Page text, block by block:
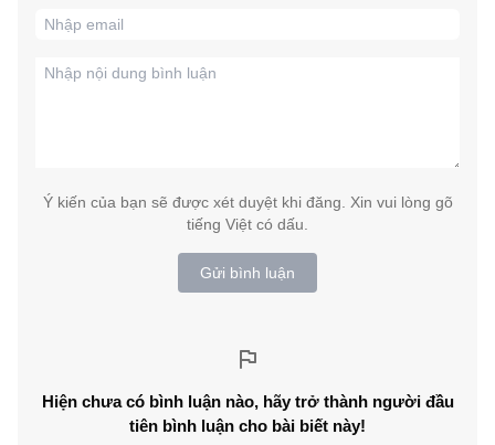
Ý kiến của bạn sẽ được xét duyệt khi đăng. Xin vui lòng gõ
tiếng Việt có dấu.
Gửi bình luận
Hiện chưa có bình luận nào, hãy trở thành người đầu
tiên bình luận cho bài biết này!